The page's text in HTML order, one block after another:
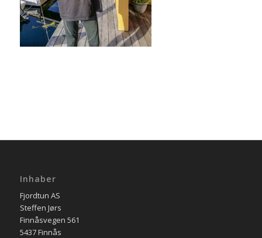
Inhaber
Fjordtun AS
Steffen Jørs
Finnåsvegen 561
5437 Finnås